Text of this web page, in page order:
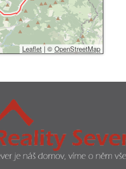
Leaflet | © OpenStreetMap